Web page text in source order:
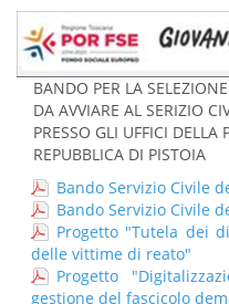
BANDO PER LA
DA AVVIARE AL SERIZIO
PRESSO GLI UFFICI DELLA
REPUBBLICA DI PISTOIA
Bando Servizio Civile
Bando Servizio Civile
Progetto "Tutela dei
delle vittime di reato"
Progetto
gestione del fascicolo